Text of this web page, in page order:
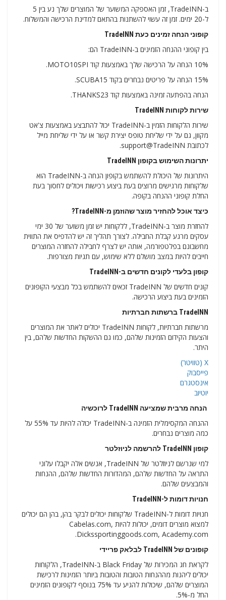
ב-TradeINN, זמן האספקה ​​המשוער של המוצרים שלך נע בין 5
ל-20 ימים. זמן זה עשוי להשתנות בהתאם למדינת הרכישה והמשלוח.
קופוני הנחה זמינים כעת TradeINN
בין קופוני ההנחה הזמינים ב-TradeINN הם:
10% הנחה על הרכישה שלך באמצעות קוד MOTO10SPI.
15% הנחה על פריטים נבחרים בקוד SCUBA15.
הנחה בהפתעה זמינה באמצעות קוד THANKS23.
שירות לקוחות TradeINN
שירות הלקוחות הזמין ב-TradeINN יכול להתבצע באמצעות צ'אט
מקוון, גם על ידי שליחת טופס יצירת קשר או על ידי שליחת מייל
לכתובת support@TradeINN.
יתרונות השימוש בקופון TradeINN
היתרונות של היכולת להשתמש בקופון הנחה ב-TradeINN הוא
שלקוחות מרגישים מרוצים בעת ביצוע רכישות ויכולים לחסוך בעת
החלת קופוני ההנחה בקופה.
כיצד אוכל להחזיר מוצר שהוזמן מ-TradeINN?
להחזרת מוצר ב-TradeINN, ללקוחות יש זמן משוער של 30 ימי
עסקים מרגע קבלת החבילה. לצורך תהליך זה יש להדפיס את התווית
מחשבונם בפלטפורמה, אותה יש לצרף לחבילה להחזרה המוצרים
חייבים להיות במצב מושלם ללא שימוש, עם תגיות מצורפות.
קופון בלעדי לקונים חדשים ב-TradeINN
קונים חדשים של TradeINN זכאים להשתמש בכל מבצעי הקופונים
הזמינים בעת ביצוע הרכישה.
TradeINN ברשתות חברתיות
מרשתות חברתיות, לקוחות TradeINN יכולים לאתר את המוצרים
והצעות הקידום הזמינות שלהם, כמו גם ההשקות החדשות שלהם, בין
היתר.
X (טוויטר)
פייסבוק
אינסטגרם
יוטיוב
הנחה מרבית שמציעה TradeINN לרוכשיה
ההנחה המקסימלית הזמינה ב-TradeINN יכולה להיות עד 55% על
כמה מוצרים נבחרים.
קופון TradeINN להרשמה לניוזלטר
למי שנרשם לניוזלטר של TradeINN, אנשים אלה יקבלו עלוני
התראה על החדשות שלהם, המהדורות החדשות שלהם, ההנחות
והמבצעים שלהם.
חנויות דומות ל-TradeINN
חנויות דומות ל-TradeINN שלקוחות יכולים לבקר בהן, בהן הם יכולים
למצוא מוצרים דומים, יכולות להיות Cabelas.com,
Dickssportinggoods.com, Academy.com.
קופונים של TradeINN לבלאק פריידי
לקראת חג המכירות של Black Friday ב-TradeINN, הלקוחות
יכולים ליהנות מההנחות הטובות והטובות ביותר הזמינות לרכישת
המוצרים שלהם, שיכולות להגיע עד 75% בנוסף לקופונים הזמינים
החל מ-5%.